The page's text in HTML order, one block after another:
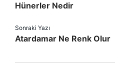
Hünerler Nedir
Sonraki Yazı
Atardamar Ne Renk Olur